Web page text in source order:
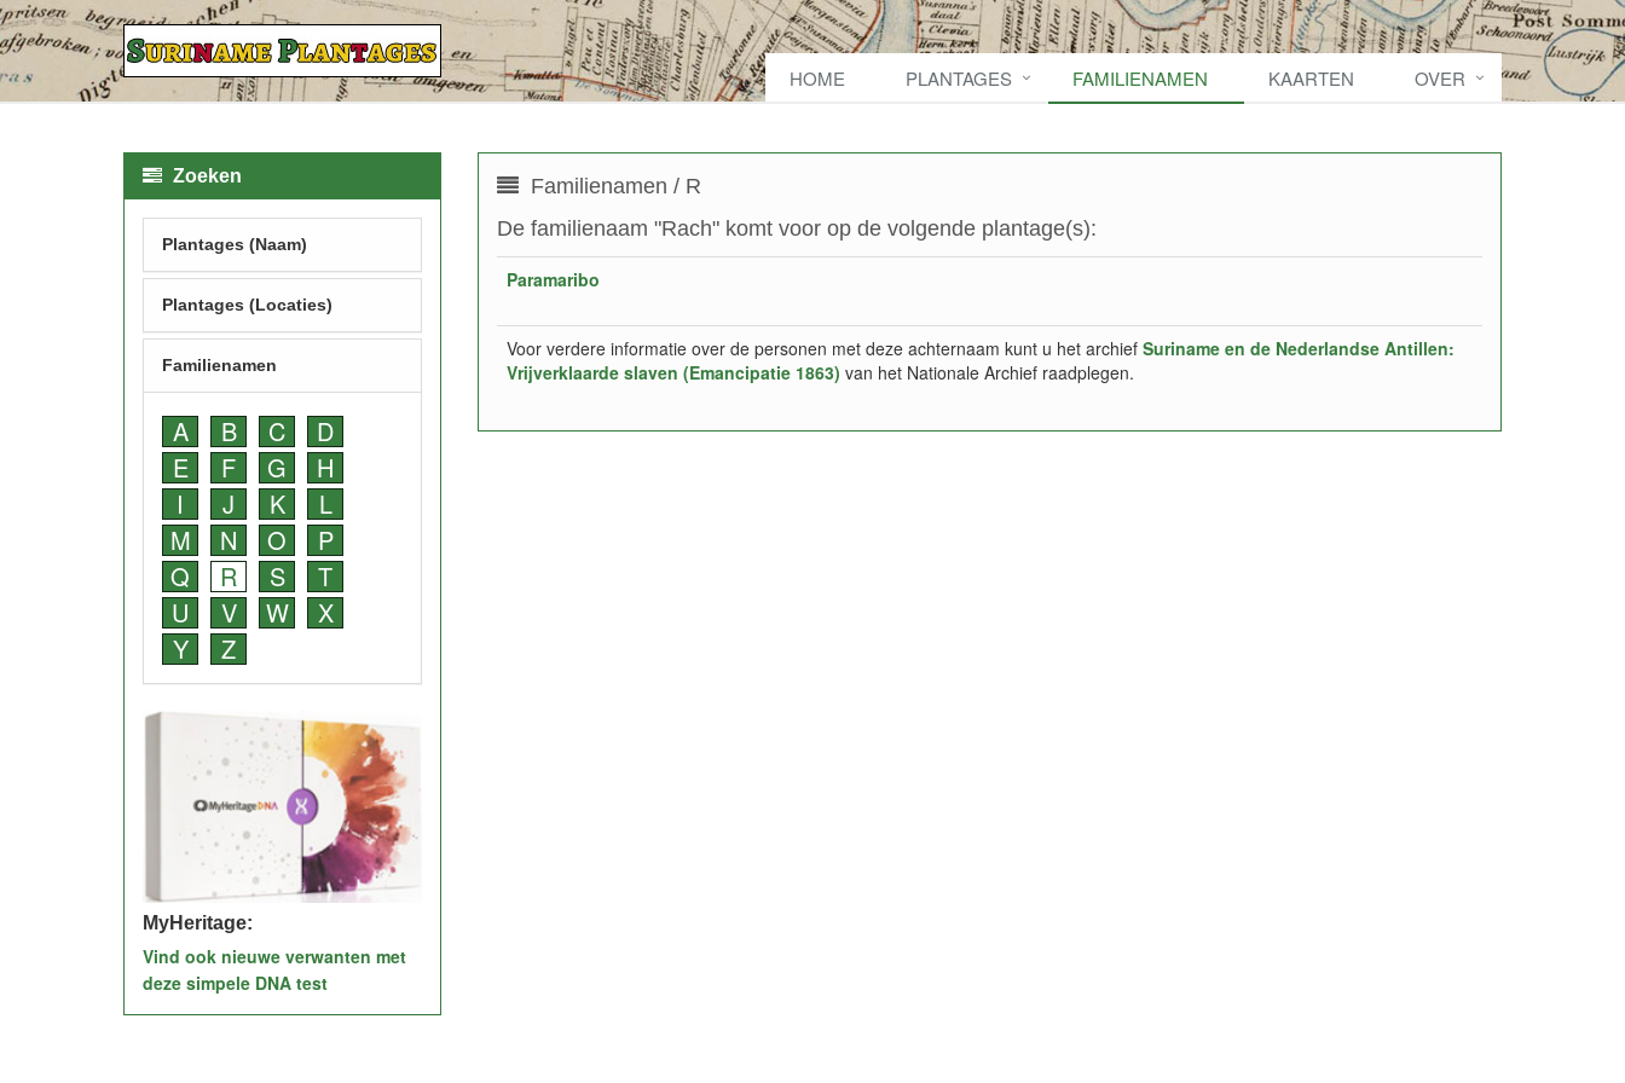
HOME PLANTAGES FAMILIENAMEN KAARTEN OVER
Familienamen / R
De familienaam "Rach" komt voor op de volgende plantage(s):
Paramaribo
Voor verdere informatie over de personen met deze achternaam kunt u het archief Suriname en de Nederlandse Antillen:
Vrijverklaarde slaven (Emancipatie 1863) van het Nationale Archief raadplegen.
Zoeken
Plantages (Naam)
Plantages (Locaties)
Familienamen
A B C
D
E
F G
H
I
J K
L
M
N O
P
Q
R S
T
U
V W
X
Y
Z
MyHeritage:
Vind ook nieuwe verwanten met
deze simpele DNA test